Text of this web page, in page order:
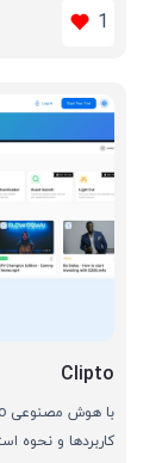
1
Clipto
کاربردها و نحوه